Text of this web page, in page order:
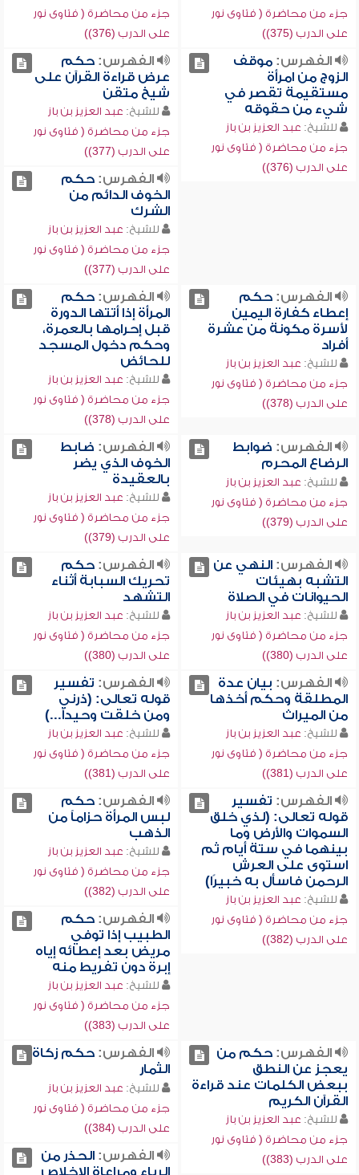
جزء من محاضرة ( فتاوى نور
على الدرب (375))
جزء من محاضرة ( فتاوى نور
على الدرب (376))
الفهرس:موقف
الزوج من امرأة
مستقيمة تقصر في
شيء من حقوقه
للشيخ: عبد العزيز بن باز
جزء من محاضرة ( فتاوى نور
على الدرب (376))
الفهرس:حكم
عرض قراءة القرآن على
شيخ متقن
للشيخ: عبد العزيز بن باز
جزء من محاضرة ( فتاوى نور
على الدرب (377))
الفهرس:حكم
الخوف الدائم من
الشرك
للشيخ: عبد العزيز بن باز
جزء من محاضرة ( فتاوى نور
على الدرب (377))
الفهرس:حكم
إعطاء كفارة اليمين
لأسرة مكونة من عشرة
أفراد
للشيخ: عبد العزيز بن باز
جزء من محاضرة ( فتاوى نور
على الدرب (378))
الفهرس:حكم
المرأة إذا أتتها الدورة
قبل إحرامها بالعمرة،
وحكم دخول المسجد
للحائض
للشيخ: عبد العزيز بن باز
جزء من محاضرة ( فتاوى نور
على الدرب (378))
الفهرس: ضوابط
الرضاع المحرم
للشيخ: عبد العزيز بن باز
جزء من محاضرة ( فتاوى نور
على الدرب (379))
الفهرس: ضابط
الخوف الذي يضر
بالعقيدة
للشيخ: عبد العزيز بن باز
جزء من محاضرة ( فتاوى نور
على الدرب (379))
الفهرس:النهي عن
التشبه بهيئات
الحيوانات في الصلاة
للشيخ: عبد العزيز بن باز
جزء من محاضرة ( فتاوى نور
على الدرب (380))
الفهرس:حكم
تحريك السبابة أثناء
التشهد
للشيخ: عبد العزيز بن باز
جزء من محاضرة ( فتاوى نور
على الدرب (380))
الفهرس: بيان عدة
المطلقة وحكم أخذها
من الميراث
للشيخ: عبد العزيز بن باز
جزء من محاضرة ( فتاوى نور
على الدرب (381))
الفهرس: تفسير
قوله تعالى: (ذرني
ومن خلقت وحيداً...)
للشيخ: عبد العزيز بن باز
جزء من محاضرة ( فتاوى نور
على الدرب (381))
الفهرس: تفسير
قوله تعالى: (لذي خلق
السموات والأرض وما
بينهما في ستة أيام ثم
استوى على العرش
الرحمن فاسأل به خبيرًا)
للشيخ: عبد العزيز بن باز
جزء من محاضرة ( فتاوى نور
على الدرب (382))
الفهرس:حكم
لبس المرأة حزاماً من
الذهب
للشيخ: عبد العزيز بن باز
جزء من محاضرة ( فتاوى نور
على الدرب (382))
الفهرس:حكم
الطبيب إذا توفي
مريض بعد إعطائه إياه
إبرة دون تفريط منه
للشيخ: عبد العزيز بن باز
جزء من محاضرة ( فتاوى نور
على الدرب (383))
الفهرس:حكم من
يعجز عن النطق
ببعض الكلمات عند قراءة
القرآن الكريم
للشيخ: عبد العزيز بن باز
جزء من محاضرة ( فتاوى نور
على الدرب (383))
الفهرس:حكم زكاة
الثمار
للشيخ: عبد العزيز بن باز
جزء من محاضرة ( فتاوى نور
على الدرب (384))
الفهرس:الحذر من
الرياء ومراعاة الإخلاص